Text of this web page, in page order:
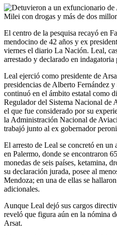
El centro de la pesquisa recayó en
mendocino de 42 años y ex
viernes el diario La Nación. Leal,
arrestado y declarado en
Leal ejerció como presidente de
presidencias de Alberto Fernández
continuó en el ámbito estatal como
Regulador del Sistema Nacional de
el que fue considerado por su
la Administración Nacional de
trabajó junto al ex gobernador
El arresto de Leal se concretó en un
en Palermo, donde se encontraron
monedas de seis países, ketamina,
su declaración jurada, posee al
Mendoza; en una de ellas se
adicionales.
Aunque Leal dejó sus cargos
reveló que figura aún en la nómina
Arsat.